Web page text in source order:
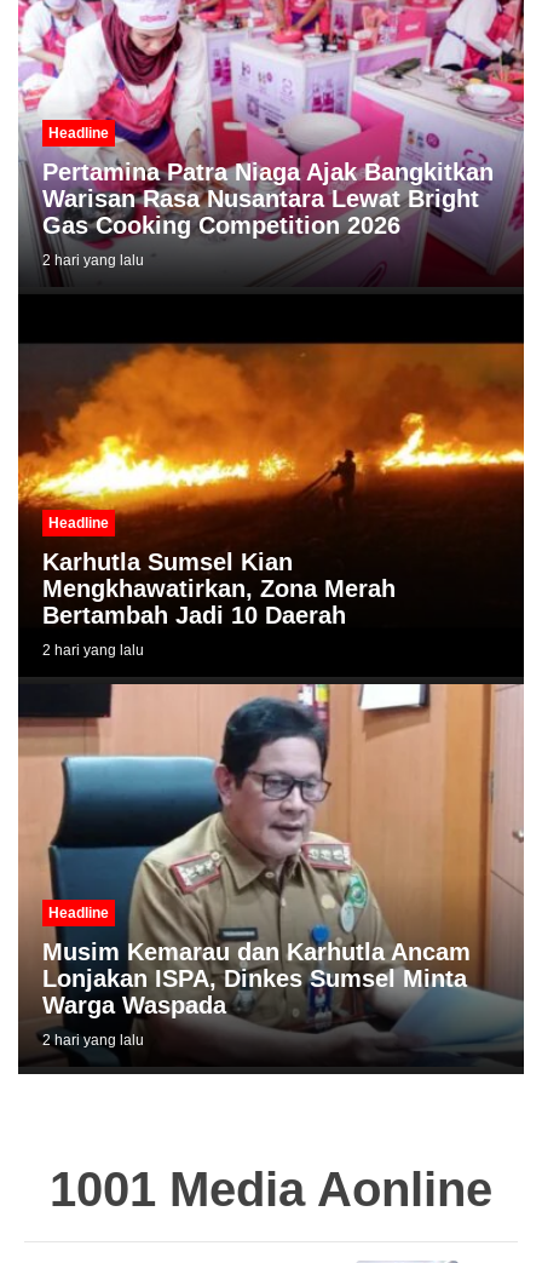
Headline
Pertamina Patra Niaga Ajak Bangkitkan
Warisan Rasa Nusantara Lewat Bright
Gas Cooking Competition 2026
2 hari yang lalu
Headline
Karhutla Sumsel Kian
Mengkhawatirkan, Zona Merah
Bertambah Jadi 10 Daerah
2 hari yang lalu
Headline
Musim Kemarau dan Karhutla Ancam
Lonjakan ISPA, Dinkes Sumsel Minta
Warga Waspada
2 hari yang lalu
1001 Media Aonline